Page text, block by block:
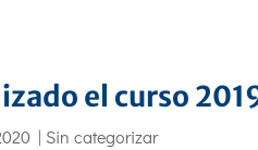
el curso
| Sin categorizar